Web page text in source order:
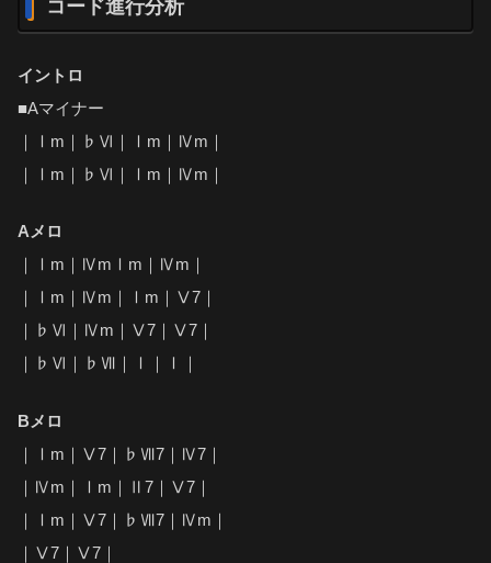
コード進行分析
イントロ
■Aマイナー
｜Ⅰm｜♭Ⅵ｜Ⅰm｜Ⅳm｜
｜Ⅰm｜♭Ⅵ｜Ⅰm｜Ⅳm｜
Aメロ
｜Ⅰm｜ⅣmⅠm｜Ⅳm｜
｜Ⅰm｜Ⅳm｜Ⅰm｜Ⅴ7｜
｜♭Ⅵ｜Ⅳm｜Ⅴ7｜Ⅴ7｜
｜♭Ⅵ｜♭Ⅶ｜Ⅰ｜Ⅰ｜
Bメロ
｜Ⅰm｜Ⅴ7｜♭Ⅶ7｜Ⅳ7｜
｜Ⅳm｜Ⅰm｜Ⅱ7｜Ⅴ7｜
｜Ⅰm｜Ⅴ7｜♭Ⅶ7｜Ⅳm｜
｜Ⅴ7｜Ⅴ7｜